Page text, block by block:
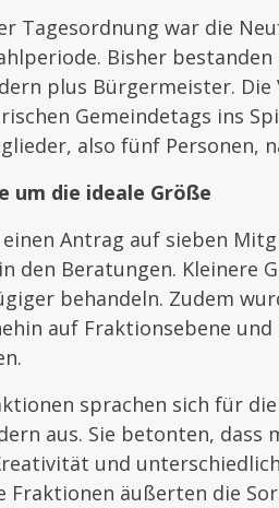
Tagesordnung war die
Bisher bestanden
plus Bürgermeister.
Gemeindetags ins
also fünf Personen,
um die ideale Größe
einen Antrag auf sieben
den Beratungen. Kleinere
behandeln. Zudem
auf Fraktionsebene
sprachen sich für
aus. Sie betonten,
und
Fraktionen äußerten die